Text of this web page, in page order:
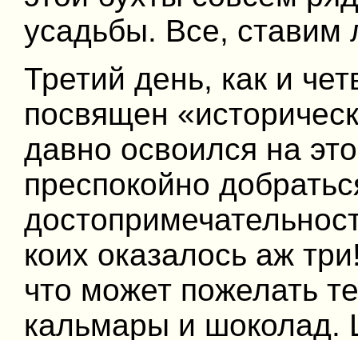
усадьбы. Все, ставим
Третий день, как и
посвящен
давно освоился на
преспокойно
коих оказалось аж
что может пожелать
кальмары и шоколад.